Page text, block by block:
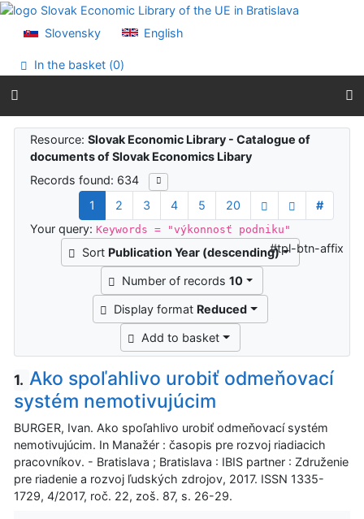
Go to content
Accessibility declaration
Slovensky English
In the basket (0)
Search results
Resource:Slovak Economic Library - Catalogue of
documents of Slovak Economics Libary
Records found: 634
1
2 3 4 5 20
#
Your query:Keywords = "výkonnosť podniku"
Sort Publication Year (descending)
Number of records 10
Display format Reduced
Add to basket
#tpl-btn-affix
1. Ako spoľahlivo urobiť odmeňovací
systém nemotivujúcim
BURGER, Ivan. Ako spoľahlivo urobiť odmeňovací systém
nemotivujúcim. In Manažér : časopis pre rozvoj riadiacich
pracovníkov. - Bratislava ; Bratislava : IBIS partner : Združenie
pre riadenie a rozvoj ľudských zdrojov, 2017. ISSN 1335-
1729, 4/2017, roč. 22, zoš. 87, s. 26-29.